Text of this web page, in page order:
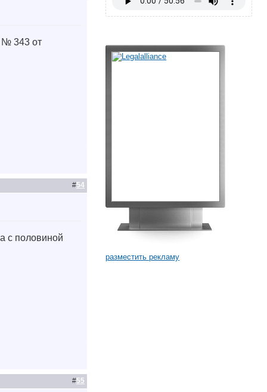
№ 343 от
#54
с половиной
#55
разместить рекламу